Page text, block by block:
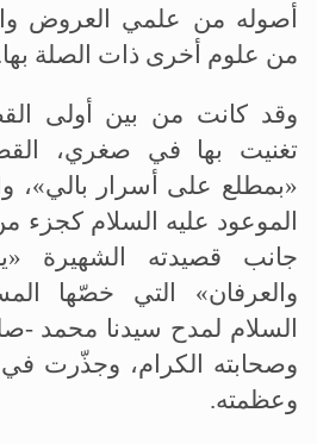
أصوله من علمي العروض
من علوم أخرى ذات الصلة
وقد كانت من بين أولى
تغنيت بها في صغري،
«بمطلع على أسرار بالي»،
الموعود عليه السلام كجزء من
جانب قصيدته الشهيرة
والعرفان» التي خصّها
السلام لمدح سيدنا محمد -
وصحابته الكرام، وجذّرت في
وعظمته.